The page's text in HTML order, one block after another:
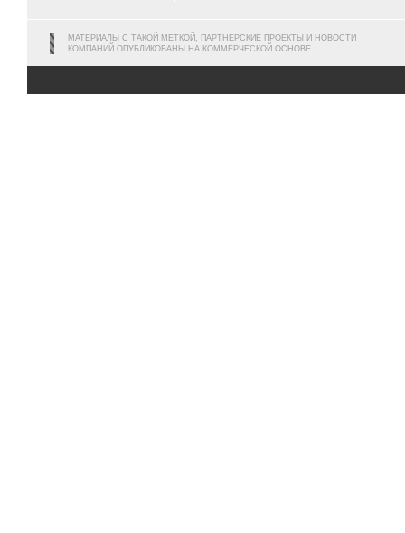
МАТЕРИАЛЫ С ТАКОЙ МЕТКОЙ, ПАРТНЕРСКИЕ ПРОЕКТЫ И НОВОСТИ
КОМПАНИЙ ОПУБЛИКОВАНЫ НА КОММЕРЧЕСКОЙ ОСНОВЕ